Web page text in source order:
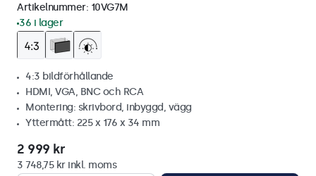
Artikelnummer: 10VG7M
36 i lager
4:3 bildförhållande
HDMI, VGA, BNC och RCA
Montering: skrivbord, inbyggd, vägg
Yttermått: 225 x 176 x 34 mm
2 999 kr
3 748,75 kr inkl. moms